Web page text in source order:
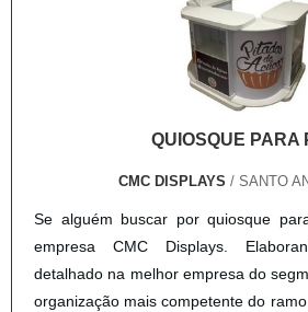
QUIOSQUE PARA
CMC DISPLAYS / SANTO
Se alguém buscar por quiosque
empresa CMC Displays.
detalhado na melhor empresa do
organização mais competente do